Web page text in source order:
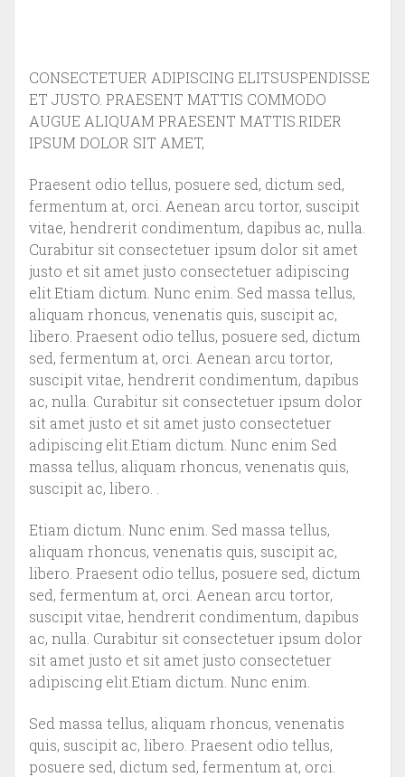
CONSECTETUER ADIPISCING ELITSUSPENDISSE
ET JUSTO. PRAESENT MATTIS COMMODO
AUGUE ALIQUAM PRAESENT MATTIS.RIDER
IPSUM DOLOR SIT AMET,
Praesent odio tellus, posuere sed, dictum sed,
fermentum at, orci. Aenean arcu tortor, suscipit
vitae, hendrerit condimentum, dapibus ac, nulla.
Curabitur sit consectetuer ipsum dolor sit amet
justo et sit amet justo consectetuer adipiscing
elit.Etiam dictum. Nunc enim. Sed massa tellus,
aliquam rhoncus, venenatis quis, suscipit ac,
libero. Praesent odio tellus, posuere sed, dictum
sed, fermentum at, orci. Aenean arcu tortor,
suscipit vitae, hendrerit condimentum, dapibus
ac, nulla. Curabitur sit consectetuer ipsum dolor
sit amet justo et sit amet justo consectetuer
adipiscing elit.Etiam dictum. Nunc enim Sed
massa tellus, aliquam rhoncus, venenatis quis,
suscipit ac, libero. .
Etiam dictum. Nunc enim. Sed massa tellus,
aliquam rhoncus, venenatis quis, suscipit ac,
libero. Praesent odio tellus, posuere sed, dictum
sed, fermentum at, orci. Aenean arcu tortor,
suscipit vitae, hendrerit condimentum, dapibus
ac, nulla. Curabitur sit consectetuer ipsum dolor
sit amet justo et sit amet justo consectetuer
adipiscing elit.Etiam dictum. Nunc enim.
Sed massa tellus, aliquam rhoncus, venenatis
quis, suscipit ac, libero. Praesent odio tellus,
posuere sed, dictum sed, fermentum at, orci.